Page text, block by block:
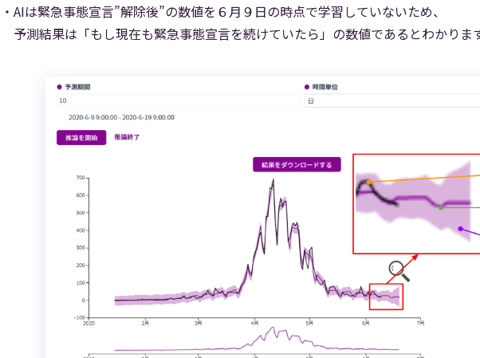
・AIは緊急事態宣言”解除後”の数値を６月９日の時点で学習していないため、
予測結果は「もし現在も緊急事態宣言を続けていたら」の数値であるとわかります